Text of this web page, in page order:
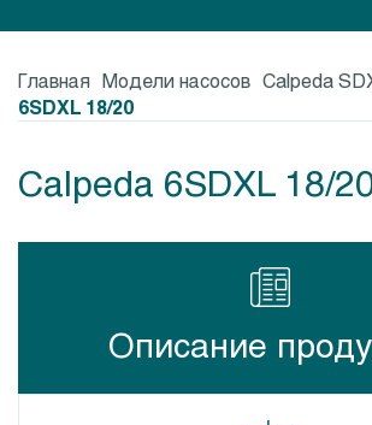
Главная Модели насосов Calpeda
6SDXL 18/20
Calpeda 6SDXL 18/
Описание